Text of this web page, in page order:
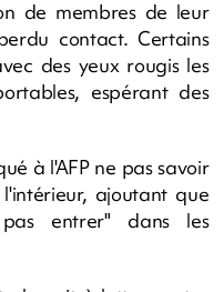
de membres de leur
contact. Certains
des yeux rougis les
espérant des
à l'AFP ne pas savoir
ajoutant que
entrer" dans les